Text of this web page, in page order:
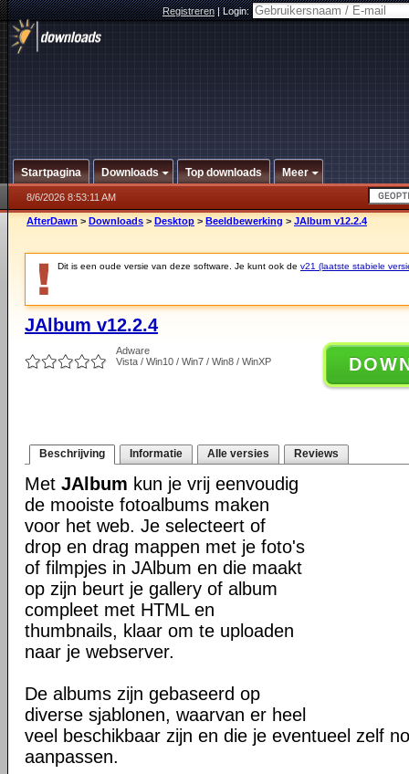
Registreren|Login:
Startpagina Downloads Top downloads Meer
8/6/2026 8:53:11 AM
AfterDawn > Downloads > Desktop > Beeldbewerking > JAlbum v12.2.4
Dit is een oude versie van deze software. Je kunt ook de v21 (laatste stabiele
JAlbum v12.2.4
Adware
Vista / Win10 / Win7 / Win8 / WinXP
Beschrijving Informatie Alle versies Reviews
Met JAlbum kun je vrij eenvoudig
de mooiste fotoalbums maken
voor het web. Je selecteert of
drop en drag mappen met je foto's
of filmpjes in JAlbum en die maakt
op zijn beurt je gallery of album
compleet met HTML en
thumbnails, klaar om te uploaden
naar je webserver.
De albums zijn gebaseerd op
diverse sjablonen, waarvan er heel
veel beschikbaar zijn en die je eventueel zelf
aanpassen.